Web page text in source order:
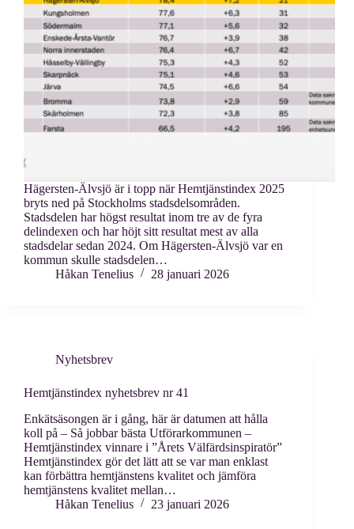
Hägersten-Älvsjö är i topp när Hemtjänstindex 2025
bryts ned på Stockholms stadsdelsområden.
Stadsdelen har högst resultat inom tre av de fyra
delindexen och har höjt sitt resultat mest av alla
stadsdelar sedan 2024. Om Hägersten-Älvsjö var en
kommun skulle stadsdelen…
Håkan Tenelius
28 januari 2026
Nyhetsbrev
Hemtjänstindex nyhetsbrev nr 41
Enkätsäsongen är i gång, här är datumen att hålla
koll på – Så jobbar bästa Utförarkommunen –
Hemtjänstindex vinnare i ”Årets Välfärdsinspiratör”
Hemtjänstindex gör det lätt att se var man enklast
kan förbättra hemtjänstens kvalitet och jämföra
hemtjänstens kvalitet mellan…
Håkan Tenelius
23 januari 2026